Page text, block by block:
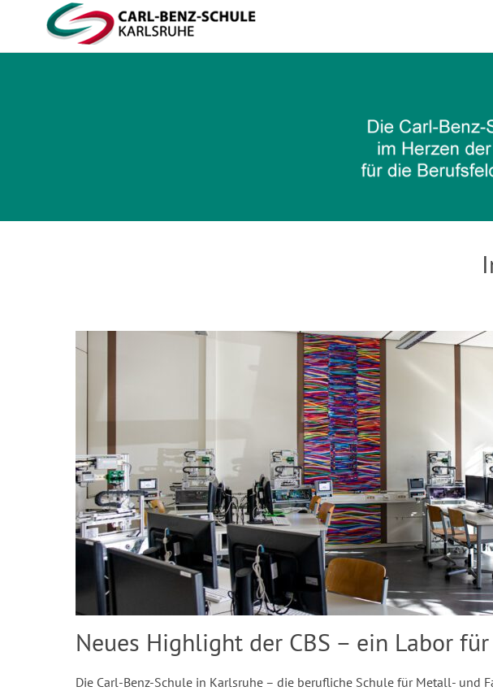
Neues Highlight der CBS – ein Labor für
Die Carl-Benz-Schule in Karlsruhe – die berufliche Schule für Metall- und